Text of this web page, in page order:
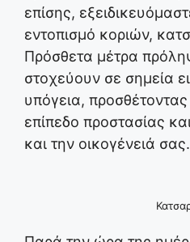
επίσης,
εντοπισμό κοριών,
Πρόσθετα μέτρα
στοχεύουν σε σημεία
υπόγεια,
επίπεδο προστασίας
και την οικογένειά σας.